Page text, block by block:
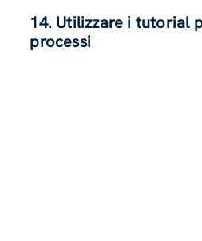
14. Utilizzare i tutorial
processi